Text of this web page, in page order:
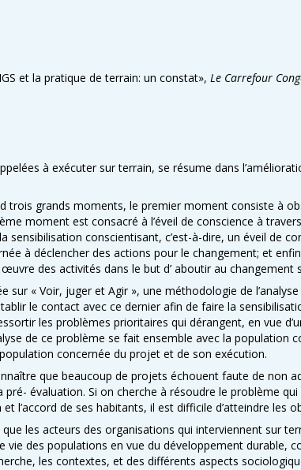
et la pratique de terrain: un constat», Le Carrefour
à exécuter sur terrain, se résume dans
trois grands moments, le premier moment consiste à
moment est consacré à l’éveil de conscience à
sensibilisation conscientisant, c’est-à-dire, un éveil de
à déclencher des actions pour le changement; et
des activités dans le but d’ aboutir au changement
sur « Voir, juger et Agir », une méthodologie de
le contact avec ce dernier afin de faire la
les problèmes prioritaires qui dérangent, en vue
de ce problème se fait ensemble avec la population
concernée du projet et de son exécution.
que beaucoup de projets échouent faute de non
évaluation. Si on cherche à résoudre le problème
l’accord de ses habitants, il est difficile d’atteindre les
que les acteurs des organisations qui interviennent sur
vie des populations en vue du développement durable,
les contextes, et des différents aspects